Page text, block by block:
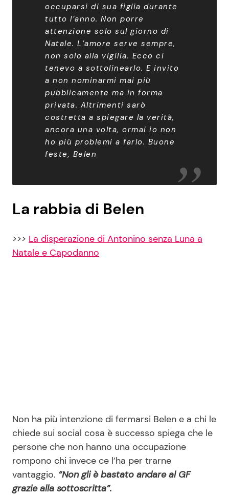
occuparsi di sua figlia durante
tutto l’anno. Non porre
attenzione solo sul giorno di
Natale. L’amore serve sempre,
non solo alla vigilia. Ecco ci
tenevo a sottolinearlo. E invito
a non nominarmi mai più
pubblicamente ma in forma
privata. Altrimenti sarò
costretta a spiegare la verità,
ancora una volta, ormai io non
ho più problemi a farlo. Buone
feste, Belen
La rabbia di Belen
>>> La disperazione di Antonino senza Luna a
Natale e Capodanno
Non ha più intenzione di fermarsi Belen e a chi le
chiede sui social cosa è successo spiega che le
persone che non hanno una occupazione
rompono chi invece ce l’ha per trarne
vantaggio. “Non gli è bastato andare al GF
grazie alla sottoscritta”.